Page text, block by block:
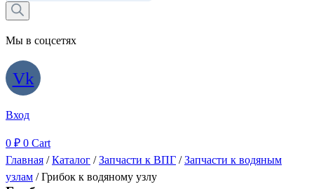
товаров
Мы в соцсетях
Vk
Вход
0 ₽ 0 Cart
Главная /Каталог /Запчасти к ВПГ /Запчасти к водяным
узлам / Грибок к водяному узлу